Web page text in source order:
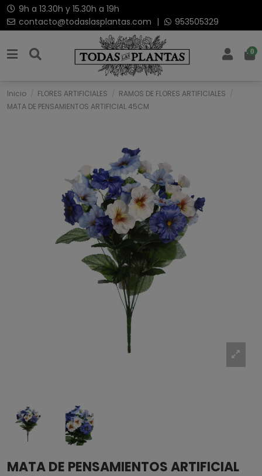
9h a 13.30h y 15.30h a 19h
contacto@todaslasplantas.com | 953505329
0
Inicio FLORES ARTIFICIALES
RAMOS DE FLORES ARTIFICIALES
MATA DE PENSAMIENTOS ARTIFICIAL 45CM
MATA DE PENSAMIENTOS ARTIFICIAL